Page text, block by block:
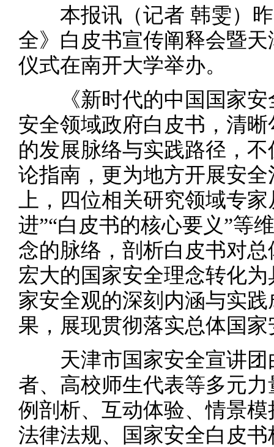
本报讯（记者 韩雯）昨
全》白皮书宣传阐释会暨
仪式在南开大学举办。
《新时代的中国国家安
安全领域政府白皮书，清
的发展脉络与实践路径，
论指南，更为地方开展安
上，四位相关研究领域专
进”“白皮书的核心要义”等
念的脉络，剖析白皮书对
宏大的国家安全理念转化
家安全观的深刻内涵与实
果，展现贯彻落实总体国
天津市国家安全宣讲团
者、高校师生代表等多元
例剖析、互动体验、情景
法律法规、国家安全白皮